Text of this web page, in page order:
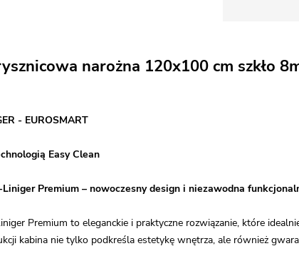
narożna 120x100 cm szkło
- EUROSMART
Easy Clean
Premium – nowoczesny design i niezawodna
Premium to eleganckie i praktyczne rozwiązanie, które
kabina nie tylko podkreśla estetykę wnętrza, ale również